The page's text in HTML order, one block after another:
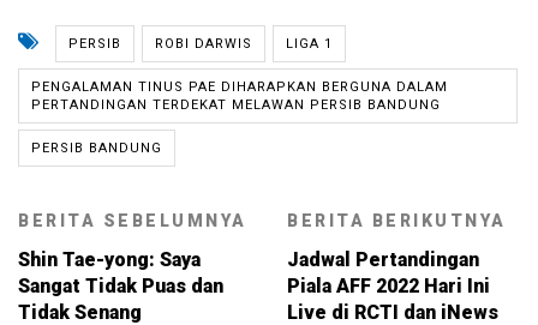
PERSIB ROBI DARWIS LIGA 1
PENGALAMAN TINUS PAE DIHARAPKAN BERGUNA DALAM
PERTANDINGAN TERDEKAT MELAWAN PERSIB BANDUNG
PERSIB BANDUNG
BERITA SEBELUMNYA
Shin Tae-yong: Saya
Sangat Tidak Puas dan
Tidak Senang
BERITA BERIKUTNYA
Jadwal Pertandingan
Piala AFF 2022 Hari Ini
Live di RCTI dan iNews